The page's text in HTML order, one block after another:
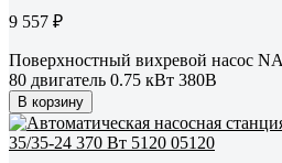
9 557 ₽
Поверхностный вихревой насос
80 двигатель 0.75 кВт 380В
В корзину